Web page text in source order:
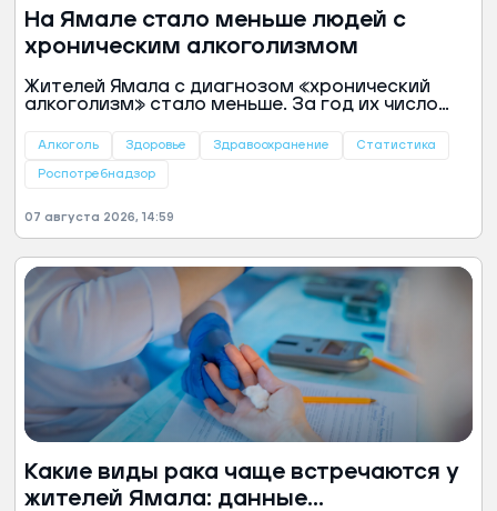
На Ямале стало меньше людей с
хроническим алкоголизмом
Жителей Ямала с диагнозом «хронический
алкоголизм» стало меньше. За год их число
докладе Управления Роспотребнадзора по
Алкоголь Здоровье Здравоохранение Статистика
Роспотребнадзор
07 августа 2026, 14:59
Какие виды рака чаще встречаются у
жителей Ямала: данные